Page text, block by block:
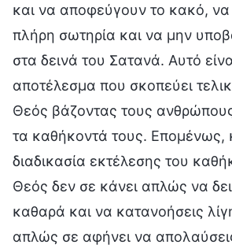
και να αποφεύγουν το κακό, να
πλήρη σωτηρία και να μην
στα δεινά του Σατανά. Αυτό
αποτέλεσμα που σκοπεύει
Θεός βάζοντας τους
τα καθήκοντά τους. Επομένως,
διαδικασία εκτέλεσης του
Θεός δεν σε κάνει απλώς να
καθαρά και να κατανοήσεις
απλώς σε αφήνει να